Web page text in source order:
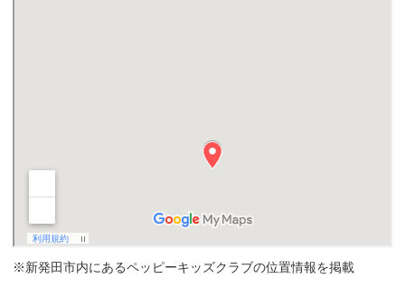
※新発田市内にあるペッピーキッズクラブの位置情報を掲載